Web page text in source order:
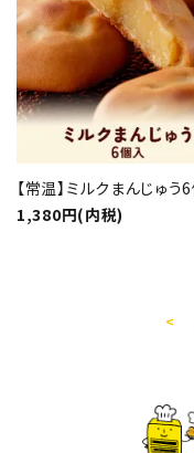
【常温】ミルクまんじゅう
1,380円(内税)
<